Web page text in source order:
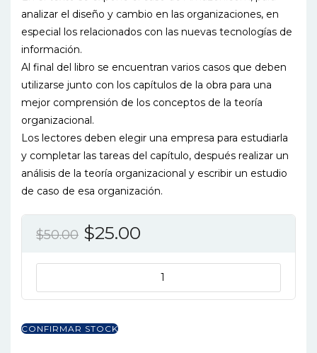
analizar el diseño y cambio en las organizaciones, en
especial los relacionados con las nuevas tecnologías de
información.
Al final del libro se encuentran varios casos que deben
utilizarse junto con los capítulos de la obra para una
mejor comprensión de los conceptos de la teoría
organizacional.
Los lectores deben elegir una empresa para estudiarla
y completar las tareas del capítulo, después realizar un
análisis de la teoría organizacional y escribir un estudio
de caso de esa organización.
$50.00 El
era:
$25.00
actual
es:
cantidad
CONFIRMAR STOCK